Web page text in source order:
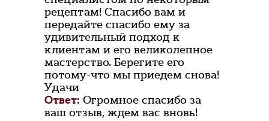
рецептам! Спасибо вам и
передайте спасибо ему за
удивительный подход к
клиентам и его великолепное
мастерство. Берегите его
потому-что мы приедем снова!
Удачи
Ответ: Огромное спасибо за
ваш отзыв, ждем вас вновь!